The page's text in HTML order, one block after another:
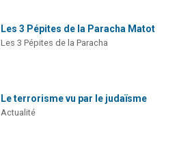
Les 3 Pépites de la Paracha Matot
Les 3 Pépites de la Paracha
Le terrorisme vu par le judaïsme
Actualité